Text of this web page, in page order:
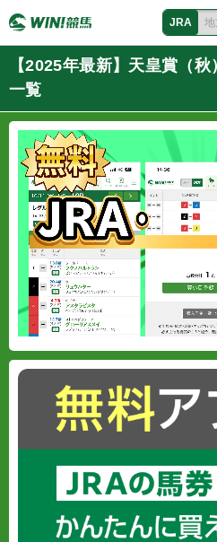
JRA 地
【2025年最新】天皇賞（
一覧